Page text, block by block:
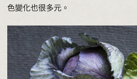
色變化也很多元。